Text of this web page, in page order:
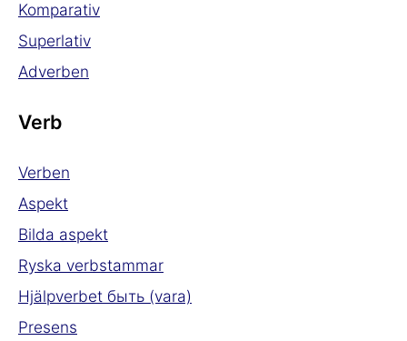
Komparativ
Superlativ
Adverben
Verb
Verben
Aspekt
Bilda aspekt
Ryska verbstammar
Hjälpverbet быть (vara)
Presens